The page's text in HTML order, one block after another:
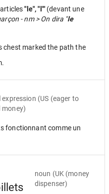
articles"le", "l'" (devant une
- nm > On dira "le
chest marked the path the
expression (US (eager to
money)
fonctionnant comme un
noun (UK (money
dispenser)